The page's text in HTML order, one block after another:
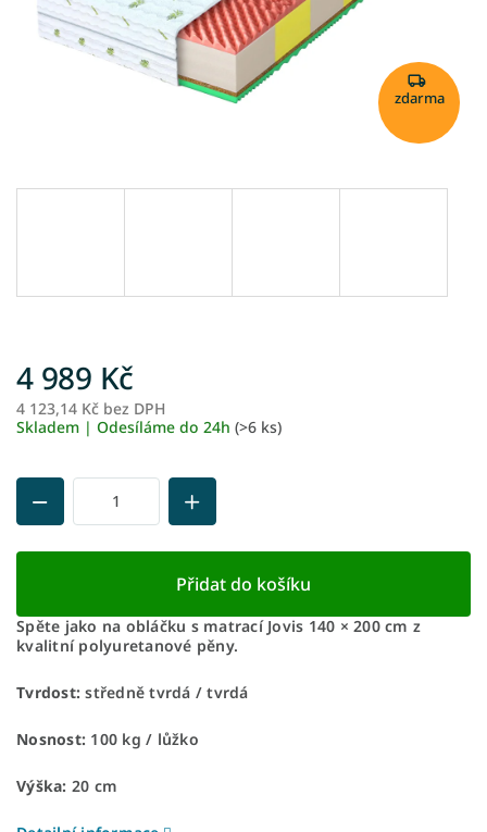
zdarma
4 989 Kč
4 123,14 Kč bez DPH
Skladem | Odesíláme do 24h (>6 ks)
Přidat do košíku
Spěte jako na obláčku s matrací Jovis 140 × 200 cm z
kvalitní polyuretanové pěny.
Tvrdost: středně tvrdá / tvrdá
Nosnost: 100 kg ​​​​​/ lůžko
Výška: 20 cm